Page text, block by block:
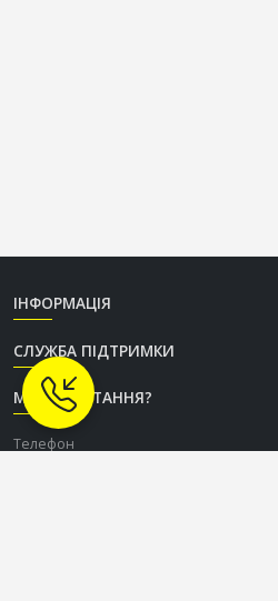
ІНФОРМАЦІЯ
СЛУЖБА ПІДТРИМКИ
МАЄТЕ ПИТАННЯ?
Телефон